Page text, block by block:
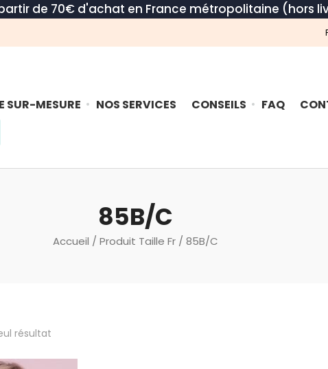
de 70€ d'achat en France métropolitaine (hors
SUR-MESURE NOS SERVICES CONSEILS FAQ
85B/C
Accueil / Produit Taille Fr / 85B/C
résultat